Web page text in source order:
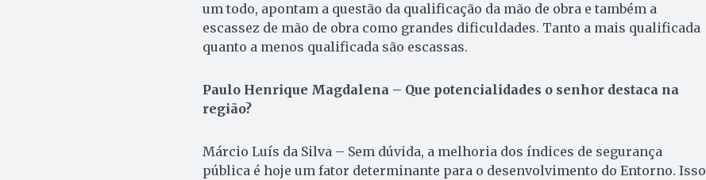
um todo, apontam a questão da qualificação da mão de obra e também a
escassez de mão de obra como grandes dificuldades. Tanto a mais qualificada
quanto a menos qualificada são escassas.
Paulo Henrique Magdalena – Que potencialidades o senhor destaca na
região?
Márcio Luís da Silva – Sem dúvida, a melhoria dos índices de segurança
pública é hoje um fator determinante para o desenvolvimento do Entorno. Isso